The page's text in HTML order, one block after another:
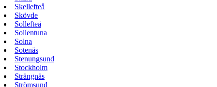
Skellefteå
Skövde
Sollefteå
Sollentuna
Solna
Sotenäs
Stenungsund
Stockholm
Strängnäs
Strömsund